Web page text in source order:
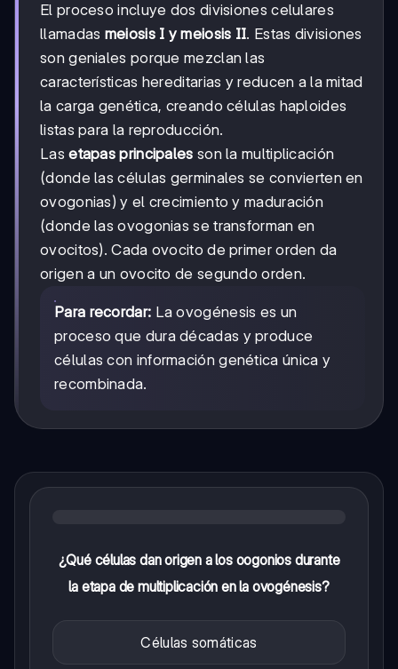
El proceso incluye dos divisiones celulares
llamadas meiosis I y meiosis II. Estas divisiones
son geniales porque mezclan las
características hereditarias y reducen a la mitad
la carga genética, creando células haploides
listas para la reproducción.
Lasetapas principales son la multiplicación
(donde las células germinales se convierten en
ovogonias) y el crecimiento y maduración
(donde las ovogonias se transforman en
ovocitos). Cada ovocito de primer orden da
origen a un ovocito de segundo orden.
Para recordar: La ovogénesis es un
proceso que dura décadas y produce
células con información genética única y
recombinada.
¿Qué células dan origen a los oogonios durante
la etapa de multiplicación en la ovogénesis?
Células somáticas